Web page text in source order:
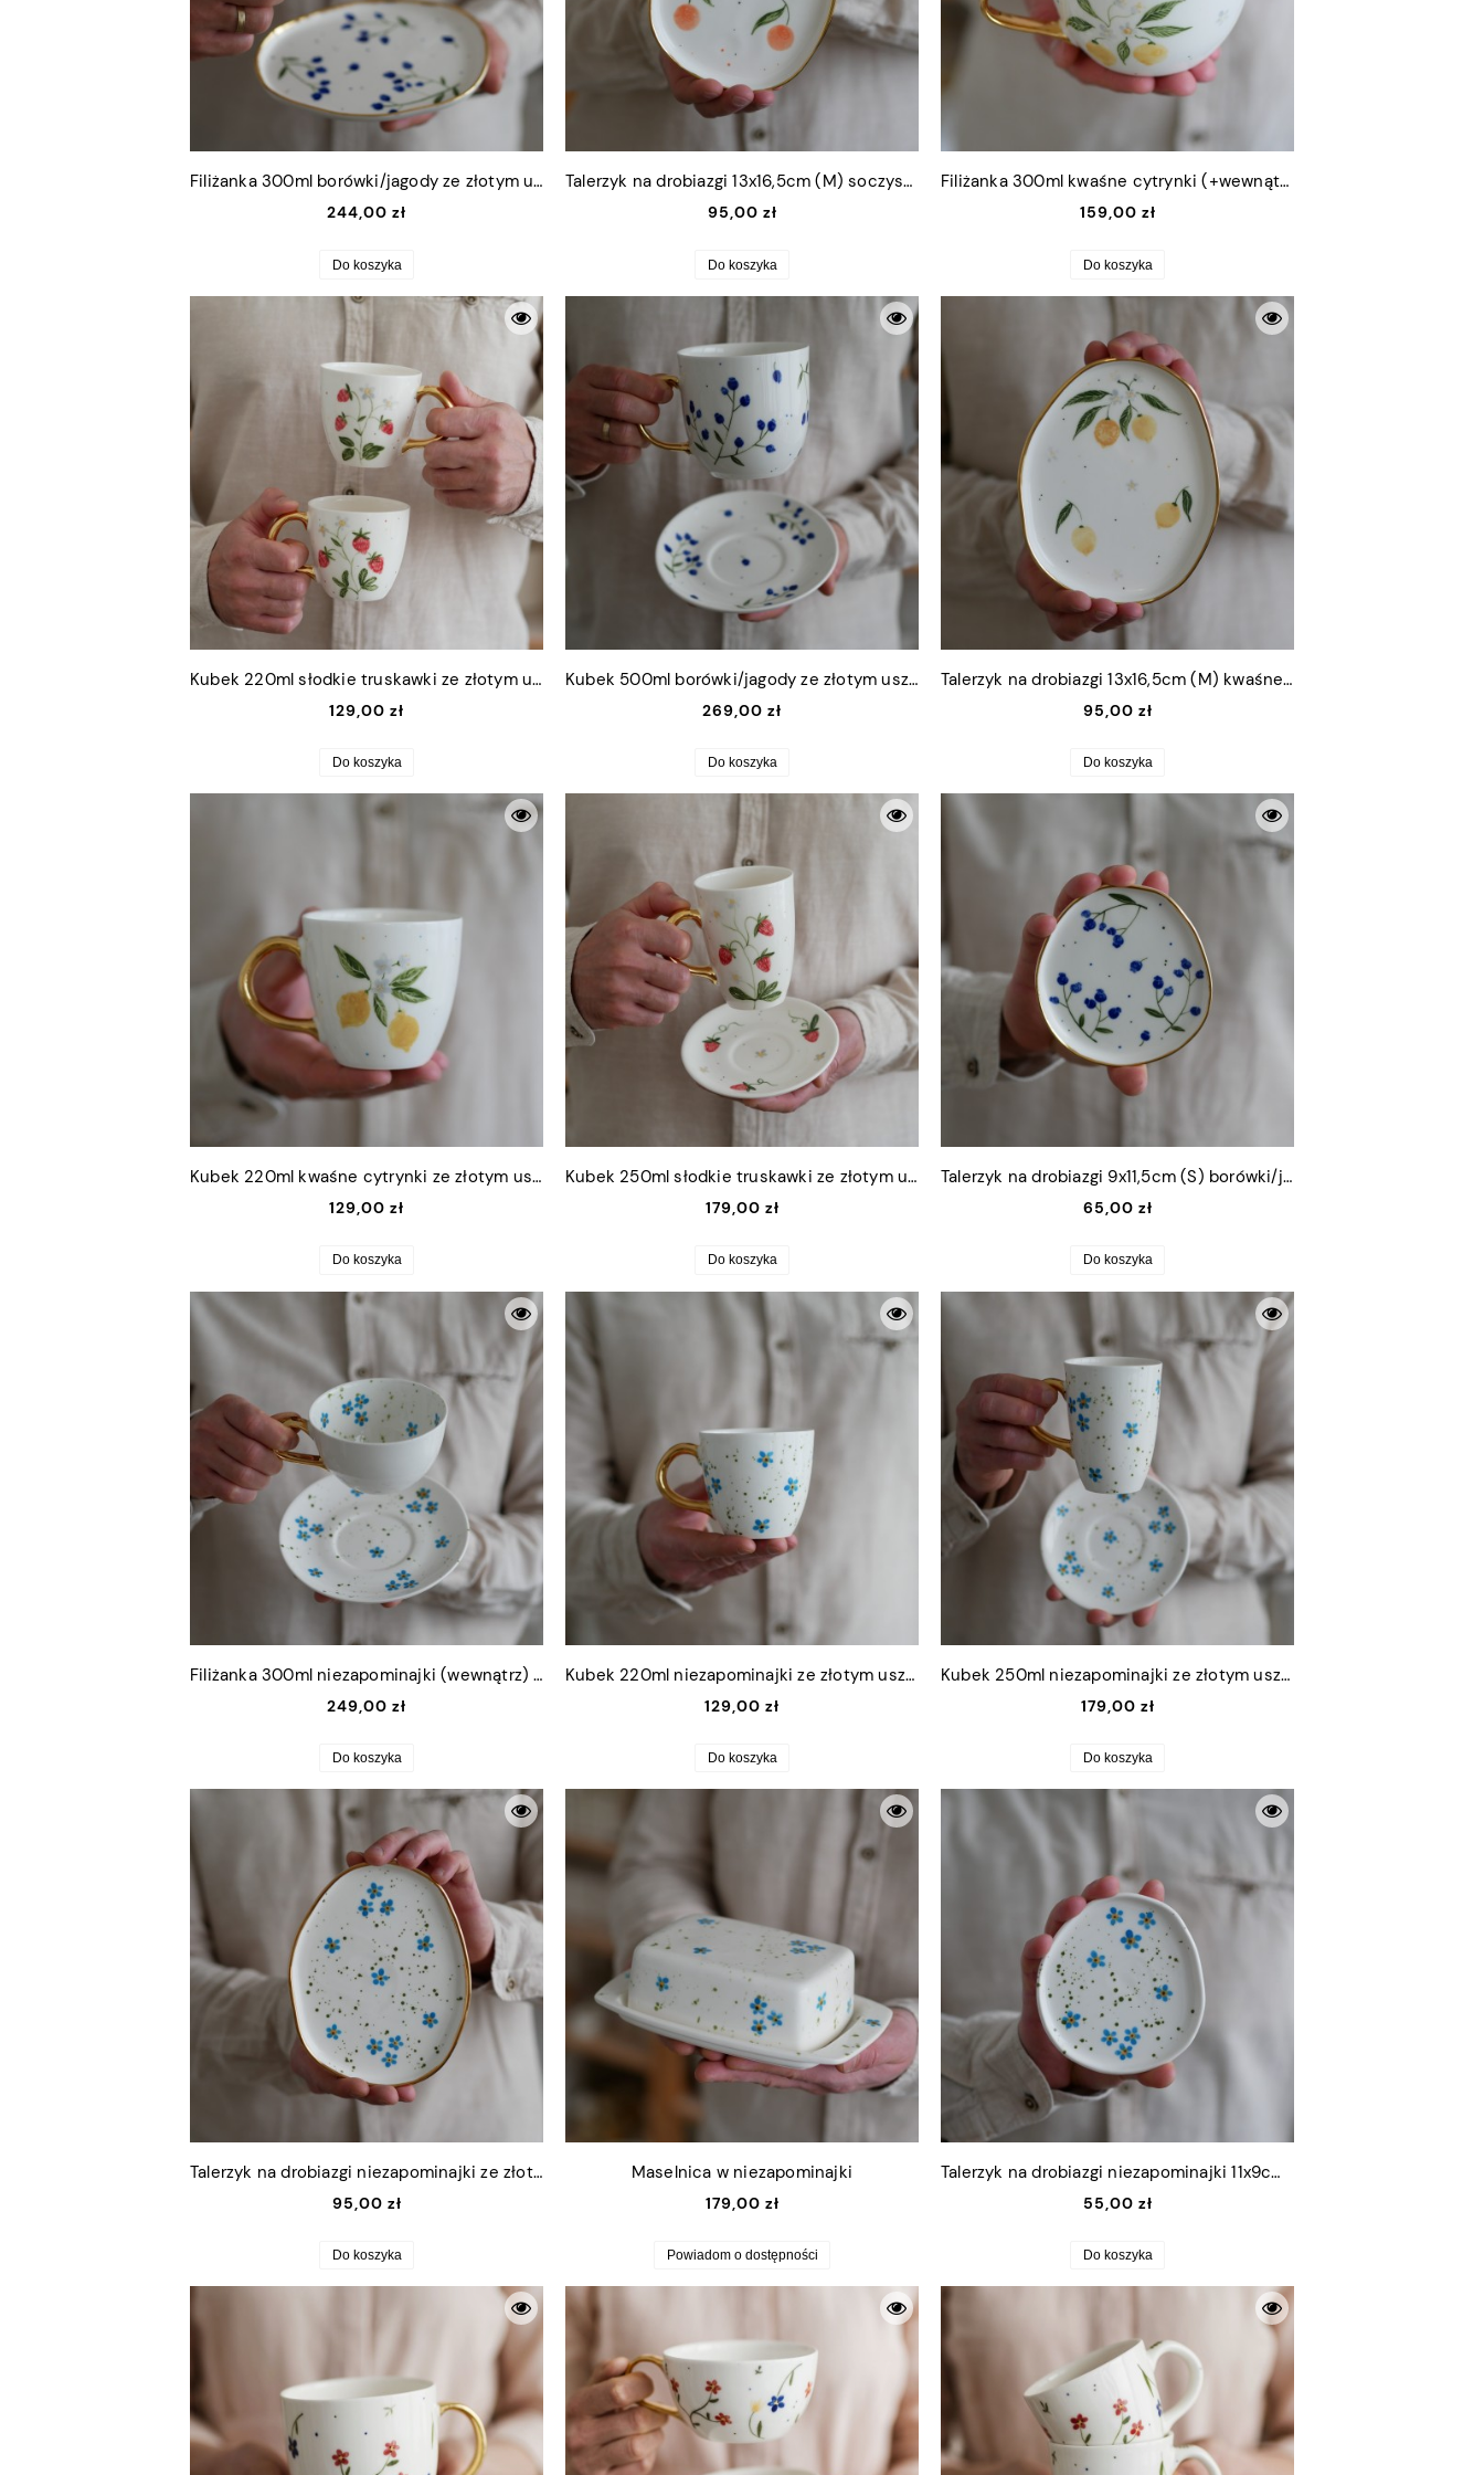
Filiżanka 300ml borówki/jagody ze złotym uszkiem + talerzyk (M) 13,5x16cm
244,00 zł
Do koszyka
Talerzyk na drobiazgi 13x16,5cm (M) soczyste pomarańcze ze złotym rantem
95,00 zł
Do koszyka
Filiżanka 300ml kwaśne cytrynki (+wewnątrz) ze złotym uszkiem
159,00 zł
Do koszyka
Kubek 220ml słodkie truskawki ze złotym uszkiem
129,00 zł
Do koszyka
Kubek 500ml borówki/jagody ze złotym uszkiem + talerzyk 15cm
269,00 zł
Do koszyka
Talerzyk na drobiazgi 13x16,5cm (M) kwaśne cytrynki ze złotym rantem
95,00 zł
Do koszyka
Kubek 220ml kwaśne cytrynki ze złotym uszkiem
129,00 zł
Do koszyka
Kubek 250ml słodkie truskawki ze złotym uszkiem + talerzyk 12,5cm
179,00 zł
Do koszyka
Talerzyk na drobiazgi 9x11,5cm (S) borówki/jagody ze złotym rantem
65,00 zł
Do koszyka
Filiżanka 300ml niezapominajki (wewnątrz) ze złotym uszkiem + talerzyk 15cm
249,00 zł
Do koszyka
Kubek 220ml niezapominajki ze złotym uszkiem
129,00 zł
Do koszyka
Kubek 250ml niezapominajki ze złotym uszkiem + talerzyk 12,5cm
179,00 zł
Do koszyka
Talerzyk na drobiazgi niezapominajki ze złotym rantem 13x16,5cm (M)
95,00 zł
Do koszyka
Maselnica w niezapominajki
179,00 zł
Powiadom o dostępności
Talerzyk na drobiazgi niezapominajki 11x9cm (S)
55,00 zł
Do koszyka